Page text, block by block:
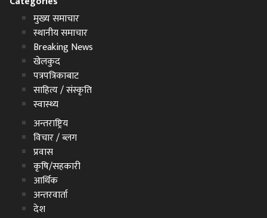
मुख्य समाचार
स्थानीय समाचार
Breaking News
खेलकुद
पत्रपत्रिकाबाट
साहित्य / संस्कृति
स्वास्थ्य
अन्तराष्ट्रिय
विचार / ब्लग
प्रवास
कृषि/सहकारी
आर्थिक
अन्तरवार्ता
देश